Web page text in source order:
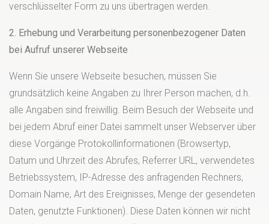
verschlüsselter Form zu uns übertragen werden.
2. Erhebung und Verarbeitung personenbezogener Daten
bei Aufruf unserer Webseite
Wenn Sie unsere Webseite besuchen, müssen Sie
grundsätzlich keine Angaben zu Ihrer Person machen, d.h.
alle Angaben sind freiwillig. Beim Besuch der Webseite und
bei jedem Abruf einer Datei sammelt unser Webserver über
diese Vorgänge Protokollinformationen (Browsertyp,
Datum und Uhrzeit des Abrufes, Referrer URL, verwendetes
Betriebssystem, IP-Adresse des anfragenden Rechners,
Domain Name, Art des Ereignisses, Menge der gesendeten
Daten, genutzte Funktionen). Diese Daten können wir nicht